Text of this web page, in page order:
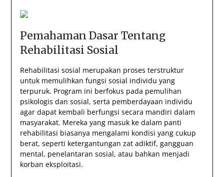
Pemahaman Dasar Tentang
Rehabilitasi Sosial
Rehabilitasi sosial merupakan proses terstruktur
untuk memulihkan fungsi sosial individu yang
terpuruk. Program ini berfokus pada pemulihan
psikologis dan sosial, serta pemberdayaan individu
agar dapat kembali berfungsi secara mandiri dalam
masyarakat. Mereka yang masuk ke dalam panti
rehabilitasi biasanya mengalami kondisi yang cukup
berat, seperti ketergantungan zat adiktif, gangguan
mental, penelantaran sosial, atau bahkan menjadi
korban eksploitasi.